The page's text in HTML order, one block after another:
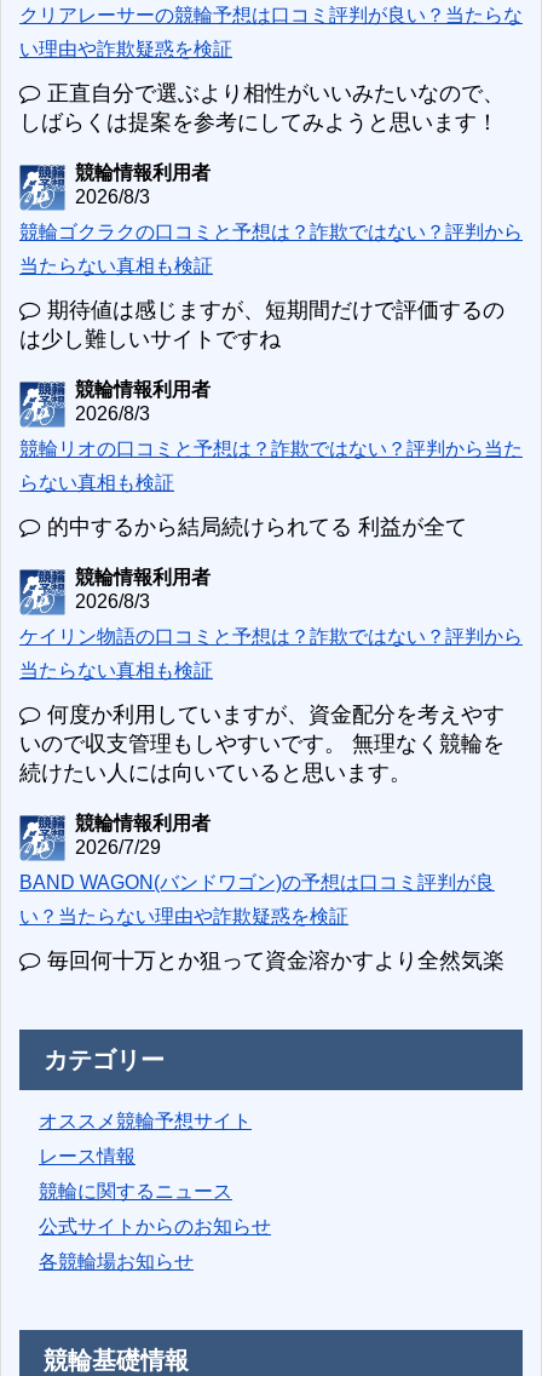
クリアレーサーの競輪予想は口コミ評判が良い？当たらな
い理由や詐欺疑惑を検証
正直自分で選ぶより相性がいいみたいなので、
しばらくは提案を参考にしてみようと思います！
競輪情報利用者
2026/8/3
競輪ゴクラクの口コミと予想は？詐欺ではない？評判から
当たらない真相も検証
期待値は感じますが、短期間だけで評価するの
は少し難しいサイトですね
競輪情報利用者
2026/8/3
競輪リオの口コミと予想は？詐欺ではない？評判から当た
らない真相も検証
的中するから結局続けられてる 利益が全て
競輪情報利用者
2026/8/3
ケイリン物語の口コミと予想は？詐欺ではない？評判から
当たらない真相も検証
何度か利用していますが、資金配分を考えやす
いので収支管理もしやすいです。 無理なく競輪を
続けたい人には向いていると思います。
競輪情報利用者
2026/7/29
BAND WAGON(バンドワゴン)の予想は口コミ評判が良
い？当たらない理由や詐欺疑惑を検証
毎回何十万とか狙って資金溶かすより全然気楽
カテゴリー
オススメ競輪予想サイト
レース情報
競輪に関するニュース
公式サイトからのお知らせ
各競輪場お知らせ
競輪基礎情報